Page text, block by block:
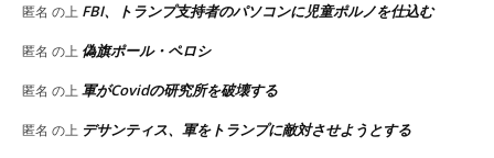
匿名 の上 FBI、トランプ支持者のパソコンに児童ポルノを仕込む
匿名 の上 偽旗ポール・ペロシ
匿名 の上軍がCovidの研究所を破壊する
匿名 の上 デサンティス、軍をトランプに敵対させようとする